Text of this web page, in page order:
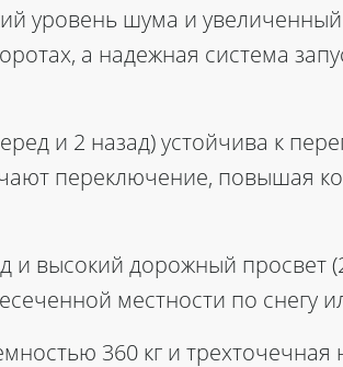
уровень шума и
а надежная система
и 2 назад) устойчива к
переключение, повышая
высокий дорожный просвет
местности по снегу
360 кг и трехточечная